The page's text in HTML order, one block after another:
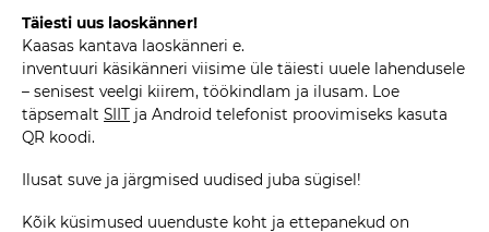
Täiesti uus laoskänner!
Kaasas kantava laoskänneri e.
inventuuri käsikänneri viisime üle täiesti uuele lahendusele
– senisest veelgi kiirem, töökindlam ja ilusam. Loe
täpsemalt SIIT ja Android telefonist proovimiseks kasuta
QR koodi.
Ilusat suve ja järgmised uudised juba sügisel!
Kõik küsimused uuenduste koht ja ettepanekud on